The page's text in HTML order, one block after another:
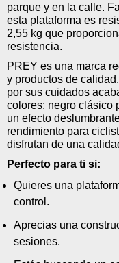
parque y en la calle.
esta plataforma es
2,55 kg que
resistencia.
PREY es una marca
y productos de
por sus cuidados
colores: negro clásico
un efecto
rendimiento para
disfrutan de una
Perfecto para ti si:
Quieres una
control.
Aprecias una
sesiones.